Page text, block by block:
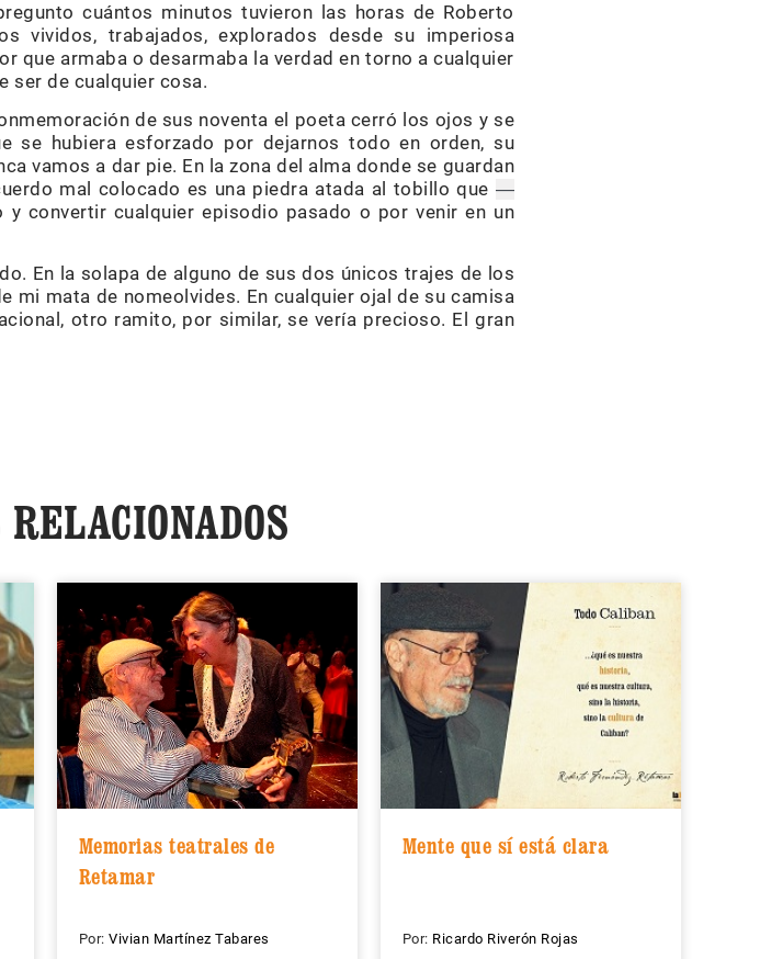
cuántos minutos tuvieron las horas de Roberto
vividos, trabajados, explorados desde su imperiosa
que armaba o desarmaba la verdad en torno a cualquier
ser de cualquier cosa.
de sus noventa el poeta cerró los ojos y se
se hubiera esforzado por dejarnos todo en orden, su
vamos a dar pie. En la zona del alma donde se guardan
mal colocado es una piedra atada al tobillo que —
convertir cualquier episodio pasado o por venir en un
En la solapa de alguno de sus dos únicos trajes de los
mi mata de nomeolvides. En cualquier ojal de su camisa
otro ramito, por similar, se vería precioso. El gran
Memorias teatrales de
Retamar
Por: Vivian Martínez Tabares
Mente que sí está clara
Por: Ricardo Riverón Rojas